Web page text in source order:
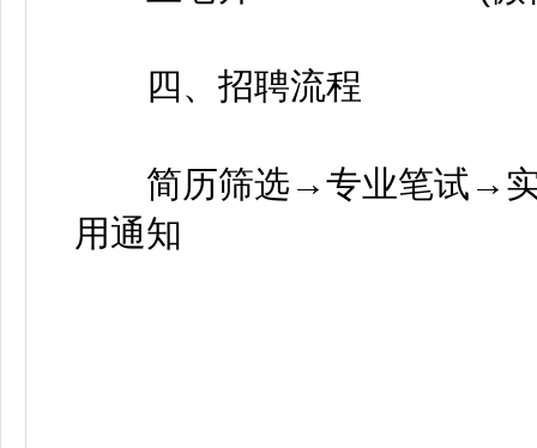
四、招聘流程
简历筛选→专业笔试→实
用通知